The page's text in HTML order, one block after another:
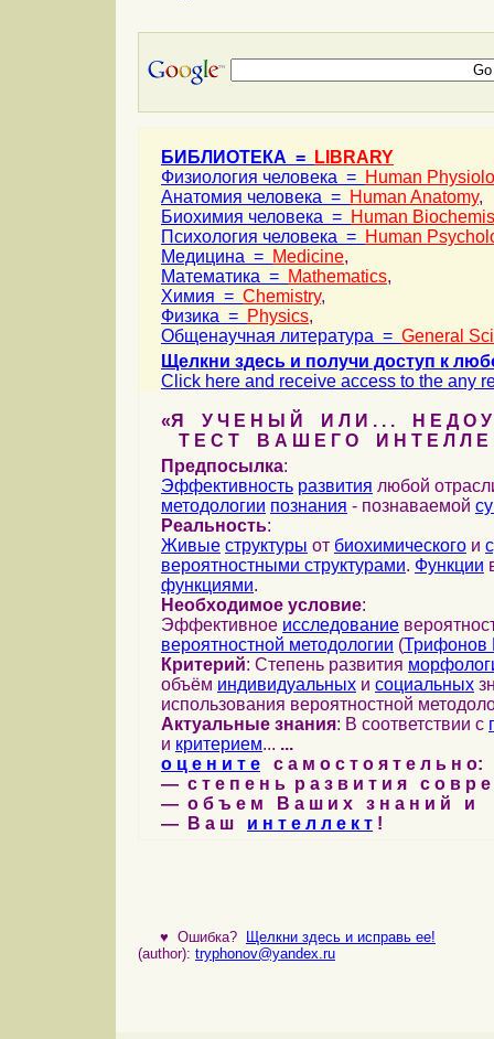
БИБЛИОТЕКА =
LIBRARY
Физиология человека = Human
Анатомия человека = Human Anatomy,
Биохимия человека = Human
Психология человека = Human
Медицина = Medicine,
Математика = Mathematics,
Химия = Chemistry,
Физика = Physics,
Общенаучная литература = General
Щелкни здесь и получи доступ к
Click here and receive access to the any
«Я У Ч Е Н Ы Й И Л И . . . Н Е Д О У
Т Е С Т В А Ш Е Г О И Н Т Е Л Л Е
Предпосылка:
Эффективность развития любой
методологии познания - познаваемой
Реальность:
Живые структуры от биохимического и
вероятностными структурами. Функции
функциями.
Необходимое условие:
Эффективное исследование
вероятностной методологии (Трифонов
Критерий: Степень развития
объём индивидуальных и социальных
использования вероятностной
Актуальные знания: В соответствии с
и критерием... ...
о ц е н и т е с а м о с т о я т е л ь н о:
— с т е п е н ь р а з в и т и я с о в р
— о б ъ е м В а ш и х з н а н и й и
— В а ш и н т е л л е к т !
♥ Ошибка?
Щелкни здесь и исправь ее!
(author): tryphonov@yandex.ru